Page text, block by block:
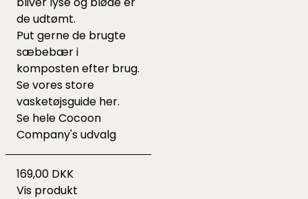
de udtømt.
Put gerne de brugte
sæbebær i
komposten efter brug.
Se vores store
vasketøjsguide her.
Se heleCocoon
Company's udvalg
169,00 DKK
Vis produkt